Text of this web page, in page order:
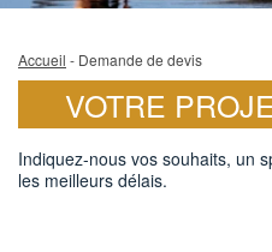
Accueil - Demande de devis
VOTRE
Indiquez-nous vos souhaits, un
les meilleurs délais.